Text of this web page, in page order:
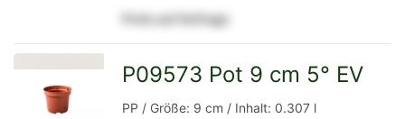
Preis auf Anfrage
P09573 Pot 9 cm 5° EV
PP / Größe: 9 cm / Inhalt: 0.307 l